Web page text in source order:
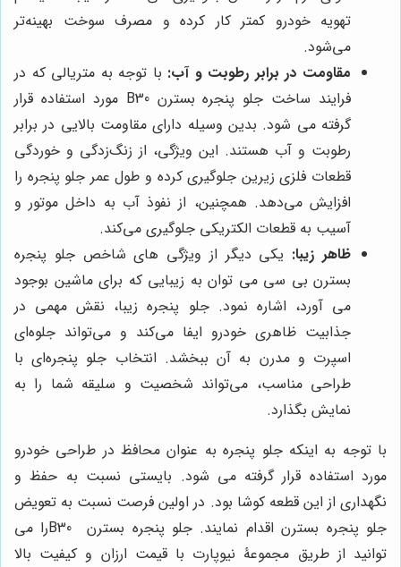
تهویه خودرو کمتر کار کرده و مصرف سوخت بهینه‌تر
می‌شود.
مقاومت در برابر رطوبت و آب: با توجه به متریالی که در
فرایند ساخت جلو پنجره بسترن B30
مورد استفاده قرار
گرفته می شود. بدین وسیله دارای مقاومت بالایی در برابر
رطوبت و آب هستند. این ویژگی، از زنگ‌زدگی و خوردگی
قطعات فلزی زیرین جلوگیری کرده و طول عمر جلو پنجره را
افزایش می‌دهد. همچنین، از نفوذ آب به داخل موتور و
آسیب به قطعات الکتریکی جلوگیری می‌کند.
ظاهر زیبا: یکی دیگر از ویژگی های شاخص جلو پنجره
بسترن بی سی می توان به زیبایی که برای ماشین بوجود
می آورد، اشاره نمود. جلو پنجره زیبا، نقش مهمی در
جذابیت ظاهری خودرو ایفا می‌کند و می‌تواند جلوه‌ای
اسپرت و مدرن به آن ببخشد. انتخاب جلو پنجره‌ای با
طراحی مناسب، می‌تواند شخصیت و سلیقه شما را به
نمایش بگذارد.
با توجه به اینکه جلو پنجره به عنوان محافظ در طراحی خودرو
مورد استفاده قرار گرفته می شود. بایستی نسبت به حفظ و
نگهداری از این قطعه کوشا بود. در اولین فرصت نسبت به تعویض
جلو پنجره بسترن اقدام نمایند. جلو پنجره بسترن B30را می
توانید از طریق مجموعۀ نیوپارت با قیمت ارزان و کیفیت بالا